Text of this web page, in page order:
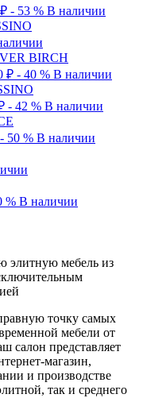
₽ - 53 % В наличии
BIRCH
₽ - 40 % В наличии
- 42 % В наличии
- 50 % В наличии
% В наличии
элитную мебель из
точку самых
мебели от
салон представляет
магазин,
и производстве
так и среднего